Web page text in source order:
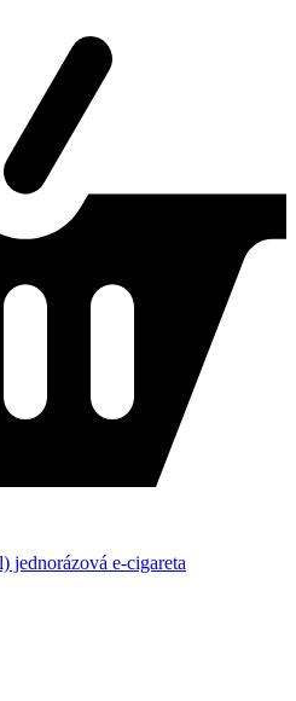
jednorázová e-cigareta